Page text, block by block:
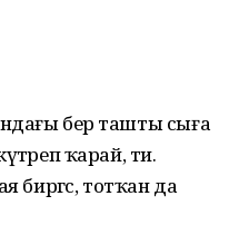
бер ташты сыға
ҡарай, ти.
биргәс, тотҡан да